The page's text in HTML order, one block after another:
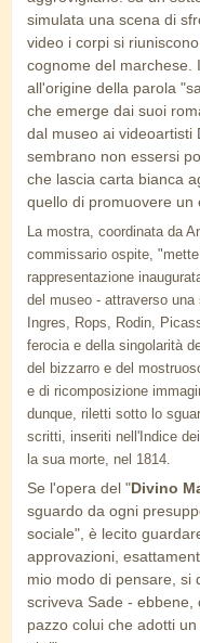
simulata una scena di
video i corpi si
cognome del marchese.
all'origine della parola
che emerge dai suoi
dal museo ai videoartisti
sembrano non essersi
che lascia carta bianca
quello di promuovere un
La mostra, coordinata da
commissario ospite,
rappresentazione
del museo - attraverso
Ingres, Rops, Rodin,
ferocia e della singolarità
del bizzarro e del
e di ricomposizione
dunque, riletti sotto lo
scritti, inseriti nell'Indice
la sua morte, nel 1814.
Se l'opera del "Divino
sguardo da ogni
sociale", è lecito
approvazioni,
mio modo di pensare, si
scriveva Sade - ebbene,
pazzo colui che adotti